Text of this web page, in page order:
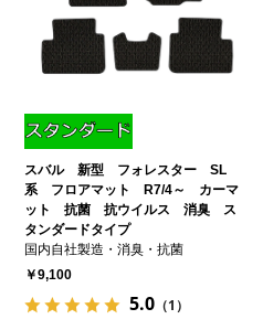
スバル 新型 フォレスター SL
系 フロアマット R7/4～ カーマ
ット 抗菌 抗ウイルス 消臭 ス
タンダードタイプ
国内自社製造・消臭・抗菌
￥9,100
5.0（1）